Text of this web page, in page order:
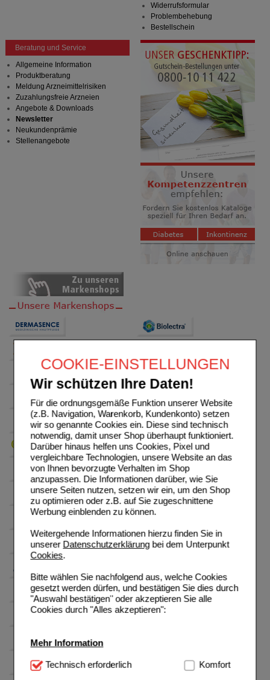
COOKIE-EINSTELLUNGEN
Wir schützen Ihre Daten!
Für die ordnungsgemäße Funktion unserer Website
(z.B. Navigation, Warenkorb, Kundenkonto) setzen
wir so genannte Cookies ein. Diese sind technisch
notwendig, damit unser Shop überhaupt funktioniert.
Darüber hinaus helfen uns Cookies, Pixel und
vergleichbare Technologien, unsere Website an das
von Ihnen bevorzugte Verhalten im Shop
anzupassen. Die Informationen darüber, wie Sie
unsere Seiten nutzen, setzen wir ein, um den Shop
zu optimieren oder z.B. auf Sie zugeschnittene
Werbung einblenden zu können.
Weitergehende Informationen hierzu finden Sie in
unserer Datenschutzerklärungbei dem Unterpunkt
Cookies.
Bitte wählen Sie nachfolgend aus, welche Cookies
gesetzt werden dürfen, und bestätigen Sie dies durch
"Auswahl bestätigen" oder akzeptieren Sie alle
Cookies durch "Alles akzeptieren":
Mehr Information
Technisch Notwendig:Hierbei handelt es sich um
Technisch erforderlich Komfort
Widerrufsformular
Problembehebung
Bestellschein
Beratung und Service
Allgemeine Information
Produktberatung
Meldung Arzneimittelrisiken
Zuzahlungsfreie Arzneien
Angebote & Downloads
Newsletter
Neukundenprämie
Stellenangebote